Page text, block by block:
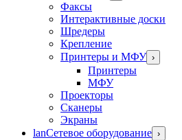
Факсы
Интерактивные доски
Шредеры
Крепление
Принтеры и МФУ ›
Принтеры
МФУ
Проекторы
Сканеры
Экраны
lanСетевое оборудование ›